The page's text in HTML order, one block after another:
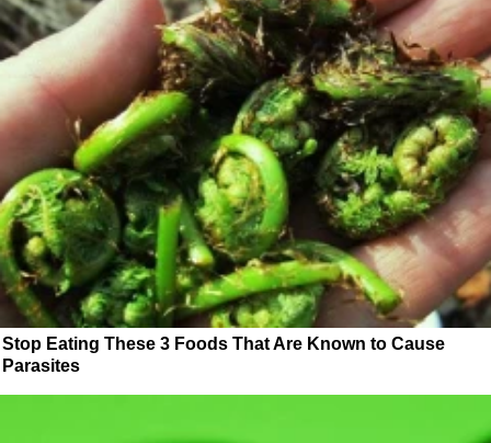
Stop Eating These 3 Foods That Are Known to Cause
Parasites